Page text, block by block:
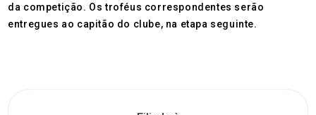
da competição. Os troféus correspondentes serão
entregues ao capitão do clube, na etapa seguinte.